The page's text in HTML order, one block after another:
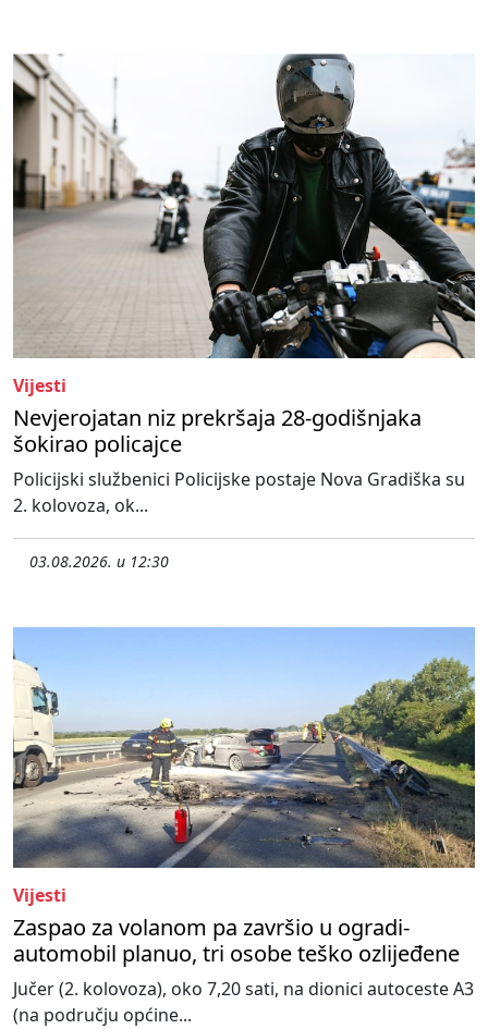
Vijesti
Nevjerojatan niz prekršaja 28-godišnjaka
šokirao policajce
Policijski službenici Policijske postaje Nova Gradiška su
2. kolovoza, ok...
03.08.2026. u 12:30
Vijesti
Zaspao za volanom pa završio u ogradi-
automobil planuo, tri osobe teško ozlijeđene
Jučer (2. kolovoza), oko 7,20 sati, na dionici autoceste A3
(na području općine...